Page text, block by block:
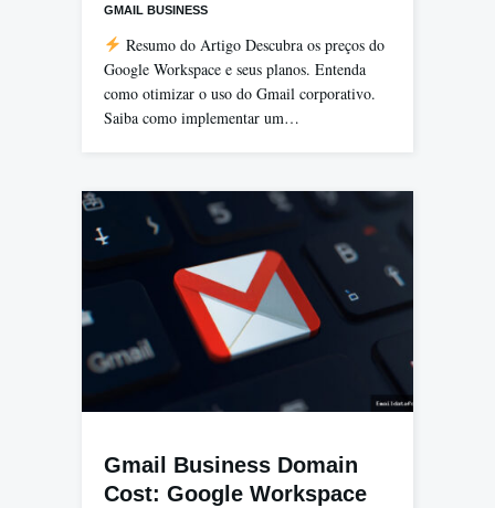
GMAIL BUSINESS
Resumo do Artigo Descubra os preços do
Google Workspace e seus planos. Entenda
como otimizar o uso do Gmail corporativo.
Saiba como implementar um…
Gmail Business Domain
Cost: Google Workspace